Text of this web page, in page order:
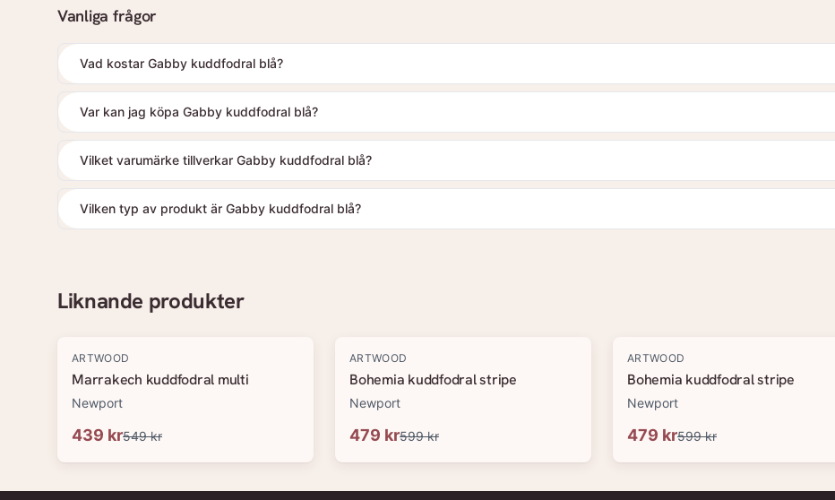
Vanliga frågor
Vad kostar Gabby kuddfodral blå?
Var kan jag köpa Gabby kuddfodral blå?
Vilket varumärke tillverkar Gabby kuddfodral blå?
Vilken typ av produkt är Gabby kuddfodral blå?
Liknande produkter
-20%
ARTWOOD
Marrakech kuddfodral multi
Newport
439 kr549 kr
-20%
ARTWOOD
Bohemia kuddfodral stripe
Newport
479 kr599 kr
-20%
ARTWOOD
Bohemia kuddfodral stripe
Newport
479 kr599 kr